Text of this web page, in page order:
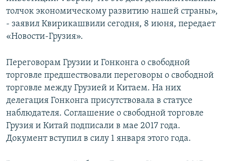
толчок экономическому развитию нашей страны»,
- заявил Квирикашвили сегодня, 8 июня, передает
«Новости-Грузия».
Переговорам Грузии и Гонконга о свободной
торговле предшествовали переговоры о свободной
торговле между Грузией и Китаем. На них
делегация Гонконга присутствовала в статусе
наблюдателя. Соглашение о свободной торговле
Грузия и Китай подписали в мае 2017 года.
Документ вступил в силу 1 января этого года.